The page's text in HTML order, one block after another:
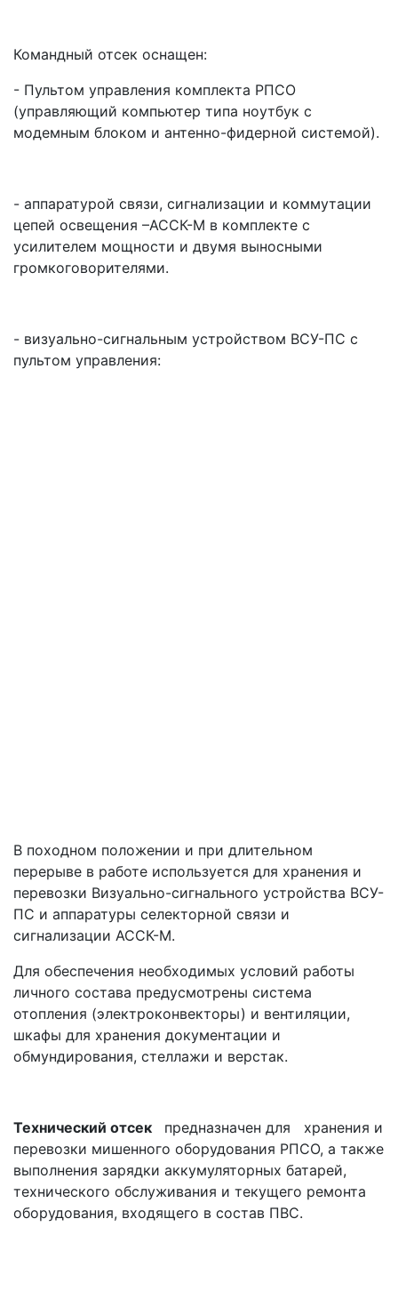
Командный отсек оснащен:
- Пультом управления комплекта РПСО
(управляющий компьютер типа ноутбук с
модемным блоком и антенно-фидерной системой).
- аппаратурой связи, сигнализации и коммутации
цепей освещения –АССК-М в комплекте с
усилителем мощности и двумя выносными
громкоговорителями.
- визуально-сигнальным устройством ВСУ-ПС с
пультом управления:
В походном положении и при длительном
перерыве в работе используется для хранения и
перевозки Визуально-сигнального устройства ВСУ-
ПС и аппаратуры селекторной связи и
сигнализации АССК-М.
Для обеспечения необходимых условий работы
личного состава предусмотрены система
отопления (электроконвекторы) и вентиляции,
шкафы для хранения документации и
обмундирования, стеллажи и верстак.
Технический отсек
предназначен для хранения и
перевозки мишенного оборудования РПСО, а также
выполнения зарядки аккумуляторных батарей,
технического обслуживания и текущего ремонта
оборудования, входящего в состав ПВС.